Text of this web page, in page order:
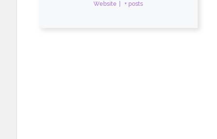
Website + posts